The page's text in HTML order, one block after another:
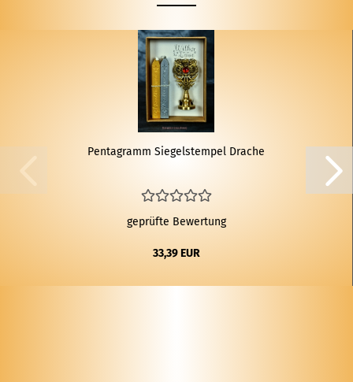
Pen­ta­gramm Sie­gel­stem­pel Dra­che
geprüfte Bewertung
33,39 EUR